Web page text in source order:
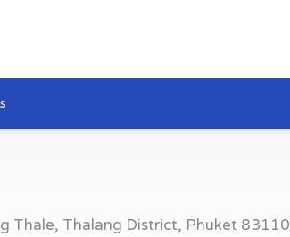
Thale, Thalang District, Phuket 83110